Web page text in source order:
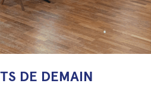
DE DEMAIN